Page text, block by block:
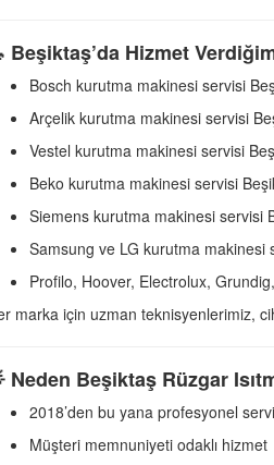
Beşiktaş’da Hizmet
Bosch kurutma makinesi servisi
Arçelik kurutma makinesi servisi
Vestel kurutma makinesi servisi
Beko kurutma makinesi servisi
Siemens kurutma makinesi servisi
Samsung ve LG kurutma makinesi
Profilo, Hoover, Electrolux,
marka için uzman teknisyenlerimiz,
Neden Beşiktaş Rüzgar
2018’den bu yana profesyonel
Müşteri memnuniyeti odaklı hizmet